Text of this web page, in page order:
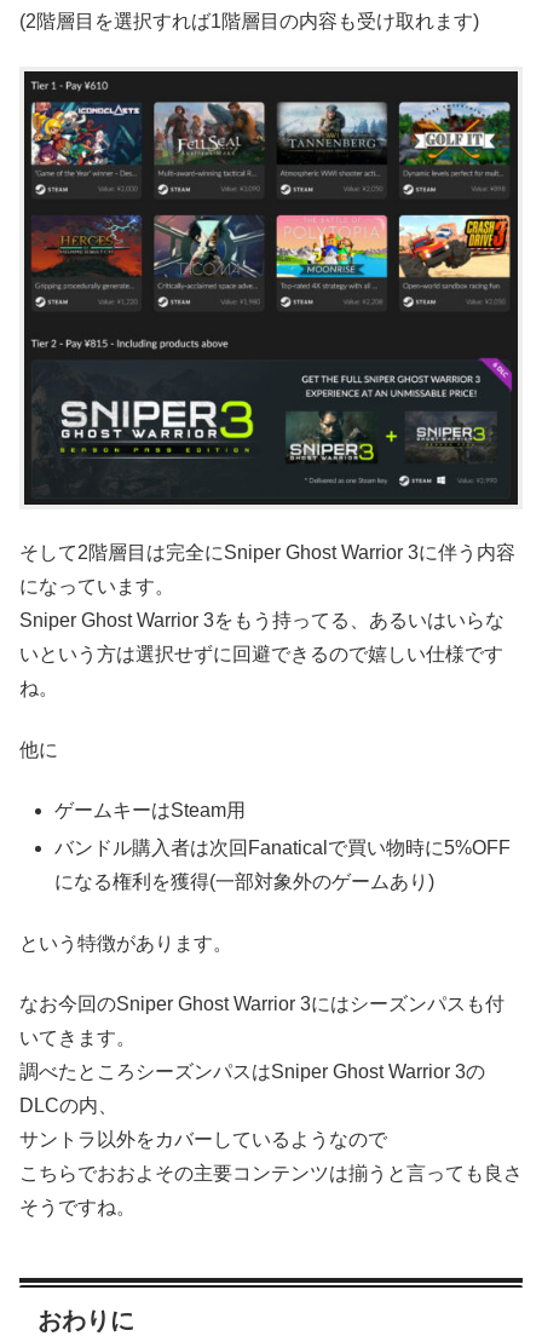
(2階層目を選択すれば1階層目の内容も受け取れます)
そして2階層目は完全にSniper Ghost Warrior 3に伴う内容
になっています。
Sniper Ghost Warrior 3をもう持ってる、あるいはいらな
いという方は選択せずに回避できるので嬉しい仕様です
ね。
他に
ゲームキーはSteam用
バンドル購入者は次回Fanaticalで買い物時に5%OFF
になる権利を獲得(一部対象外のゲームあり)
という特徴があります。
なお今回のSniper Ghost Warrior 3にはシーズンパスも付
いてきます。
調べたところシーズンパスはSniper Ghost Warrior 3の
DLCの内、
サントラ以外をカバーしているようなので
こちらでおおよその主要コンテンツは揃うと言っても良さ
そうですね。
おわりに